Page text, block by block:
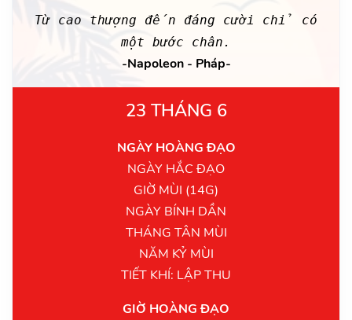
Từ cao thượng đến đáng cười chỉ có
một bước chân.
-Napoleon - Pháp-
23 THÁNG 6
NGÀY HOÀNG ĐẠO
NGÀY HẮC ĐẠO
GIỜ MÙI (14G)
NGÀY BÍNH DẦN
THÁNG TÂN MÙI
NĂM KỶ MÙI
TIẾT KHÍ: LẬP THU
GIỜ HOÀNG ĐẠO